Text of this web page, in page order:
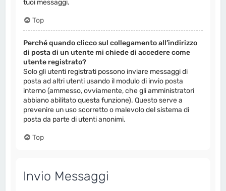
tuoi messaggi.
Top
Perché quando clicco sul collegamento all’indirizzo
di posta di un utente mi chiede di accedere come
utente registrato?
Solo gli utenti registrati possono inviare messaggi di
posta ad altri utenti usando il modulo di invio posta
interno (ammesso, ovviamente, che gli amministratori
abbiano abilitato questa funzione). Questo serve a
prevenire un uso scorretto o malevolo del sistema di
posta da parte di utenti anonimi.
Top
Invio Messaggi